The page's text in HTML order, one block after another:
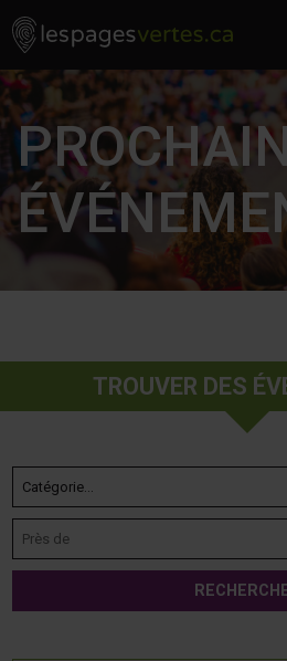
Skip to content
Les Pages Vertes - Go to homepage
TROUVER DES